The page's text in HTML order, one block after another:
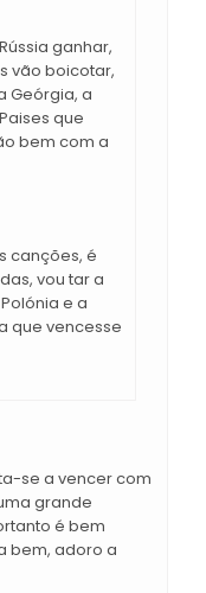
ganhar,
vão boicotar,
Geórgia, a
que
bem com a
canções, é
vou tar a
e a
que vencesse
se a vencer com
grande
é bem
bem, adoro a